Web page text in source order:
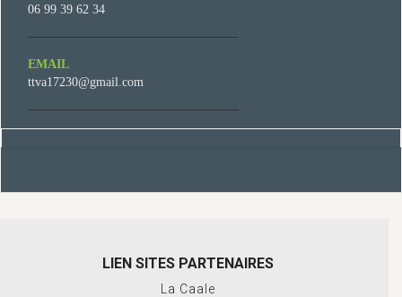
06 99 39 62 34
EMAIL
ttva17230@gmail.com
LIEN SITES PARTENAIRES
La Caale